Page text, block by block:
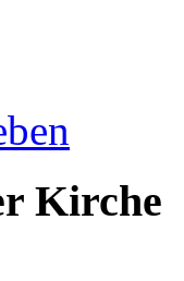
Kirche